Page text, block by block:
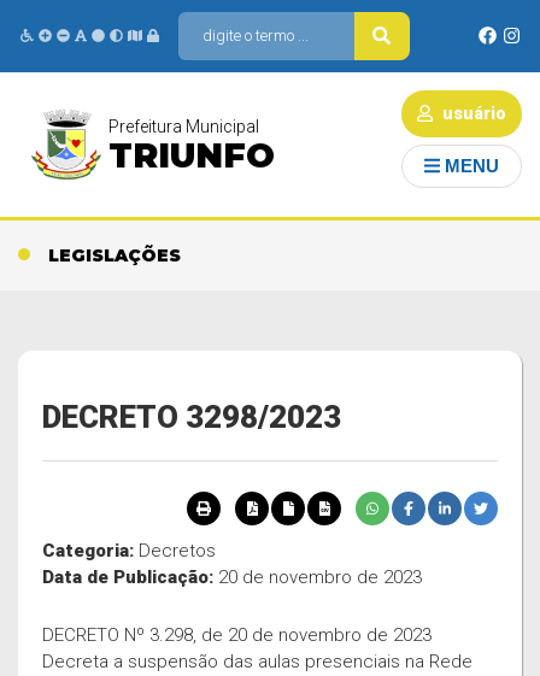
usuário
Prefeitura Municipal
TRIUNFO MENU
LEGISLAÇÕES
DECRETO 3298/2023
Categoria: Decretos
Data de Publicação: 20 de novembro de 2023
DECRETO Nº 3.298, de 20 de novembro de 2023
Decreta a suspensão das aulas presenciais na Rede